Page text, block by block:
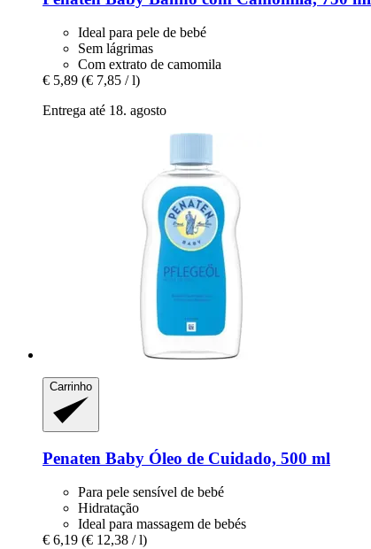
Ideal para pele de bebé
Sem lágrimas
Com extrato de camomila
€ 5,89 (€ 7,85 / l)
Entrega até 18. agosto
Carrinho
Penaten Baby Óleo de Cuidado, 500 ml
Para pele sensível de bebé
Hidratação
Ideal para massagem de bebés
€ 6,19 (€ 12,38 / l)